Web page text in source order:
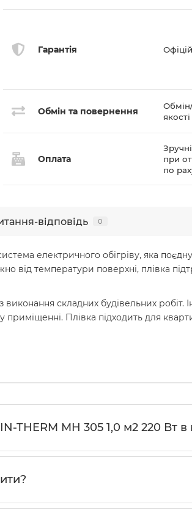
Гарантія
Обмін та повернення
якості
Оплата
при
по
відповідь 0
електричного обігріву, яка
від температури поверхні, плівка
виконання складних будівельних
Плівка підходить для
THERM MH 305 1,0 м2 220 Вт в